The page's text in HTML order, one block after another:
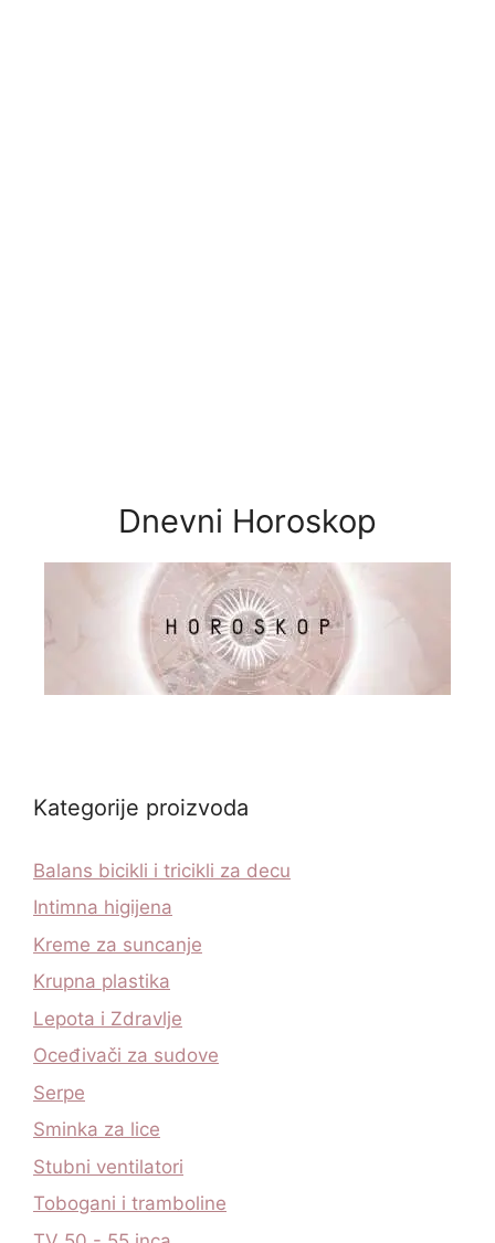
Dnevni Horoskop
Kategorije proizvoda
Balans bicikli i tricikli za decu
Intimna higijena
Kreme za suncanje
Krupna plastika
Lepota i Zdravlje
Oceđivači za sudove
Serpe
Sminka za lice
Stubni ventilatori
Tobogani i tramboline